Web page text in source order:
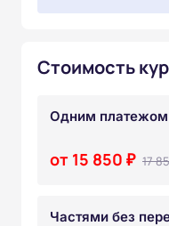
Стоимость
Одним платежом
от 15 850 ₽ 17
Частями без